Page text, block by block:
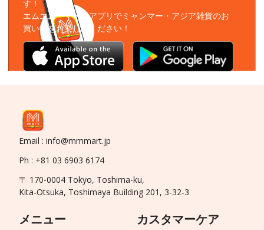
す！
エムエムーマートアプリでミャンマー・アジア雑貨のお
買い物をお楽しみください！
Email : info@mmmart.jp
Ph : +81 03 6903 6174
〒 170-0004 Tokyo, Toshima-ku,
Kita-Otsuka, Toshimaya Building 201, 3-32-3
メニュー カスタマーケア